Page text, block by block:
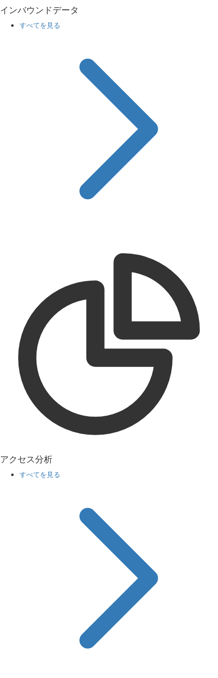
インバウンドデータ
すべてを見る
アクセス分析
すべてを見る